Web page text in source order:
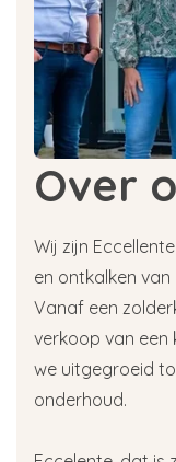
Over
Wij zijn
en ontkalken
Vanaf een
verkoop van een
we uitgegroeid
onderhoud.